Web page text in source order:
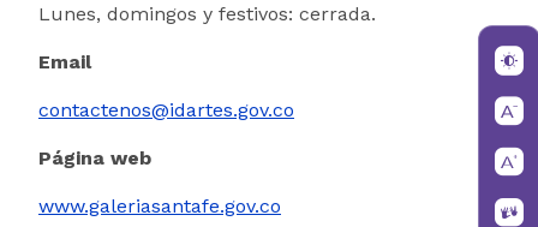
Lunes, domingos y festivos: cerrada.
Email
contactenos@idartes.gov.co
Página web
www.galeriasantafe.gov.co